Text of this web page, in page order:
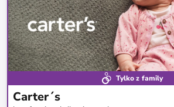
Tylko z family
Carter´s